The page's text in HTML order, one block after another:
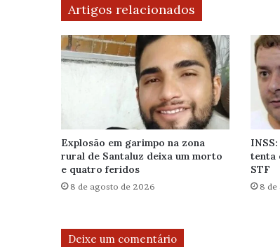
Artigos relacionados
Explosão em garimpo na zona
rural de Santaluz deixa um morto
e quatro feridos
8 de agosto de 2026
tenta
STF
8
Deixe um comentário